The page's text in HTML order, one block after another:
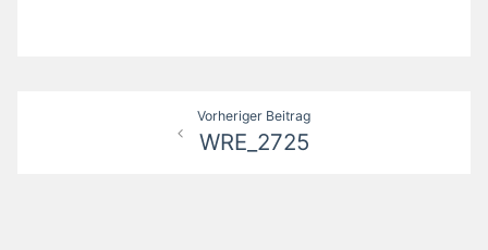
Beitragsnavigation
Vorheriger Beitrag
WRE_2725